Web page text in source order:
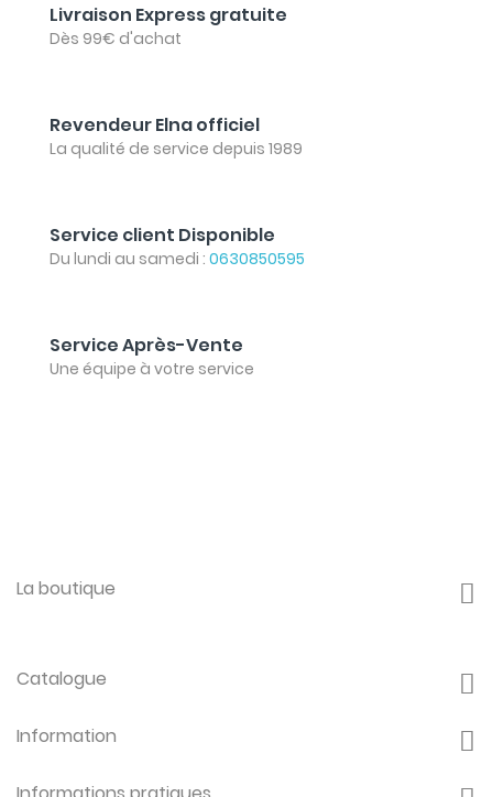
Livraison Express gratuite
Dès 99€ d'achat
Revendeur Elna officiel
La qualité de service depuis 1989
Service client Disponible
Du lundi au samedi : 0630850595
Service Après-Vente
Une équipe à votre service
La boutique
Catalogue
Information